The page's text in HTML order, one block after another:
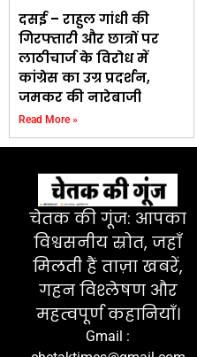
दसई – राहुल गांधी की
गिरफ्तारी और छात्रों पर
लाठीचार्ज के विरोध में
कांग्रेस का उग्र प्रदर्शन,
जमकर की नारेबाजी
Read More »
चेतक की गूंज: आपका
विश्वसनीय स्रोत, जहाँ
मिलती हैं ताज़ा खबरें,
गहन विश्लेषण और
महत्वपूर्ण कहानियाँ।
Gmail :